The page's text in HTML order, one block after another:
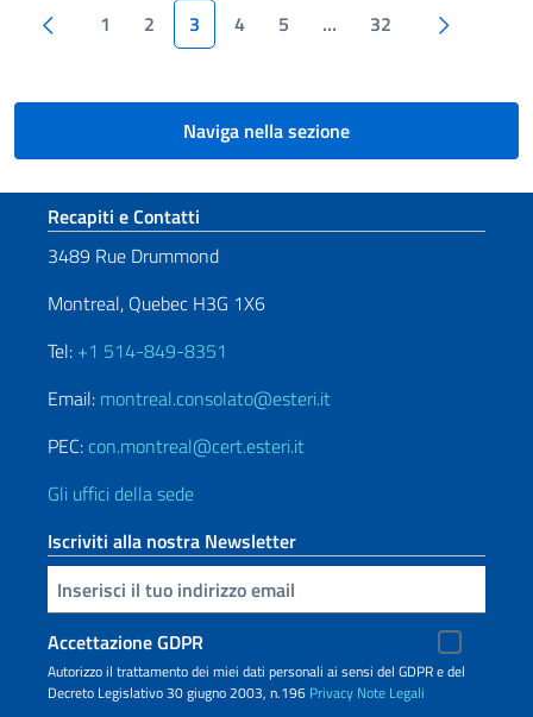
Paginazione
Pagina precedente
1 2 3 4 5 … 32
Naviga nella sezione
Sezione footer
Recapiti e Contatti
3489 Rue Drummond
Montreal, Quebec H3G 1X6
Tel: +1 514-849-8351
Email: montreal.consolato@esteri.it
PEC: con.montreal@cert.esteri.it
Gli uffici della sede
Iscriviti alla nostra Newsletter
Inserisci la tua email
Accettazione GDPR
Autorizzo il trattamento dei miei dati personali ai sensi del GDPR e del
Decreto Legislativo 30 giugno 2003, n.196 Privacy Note Legali